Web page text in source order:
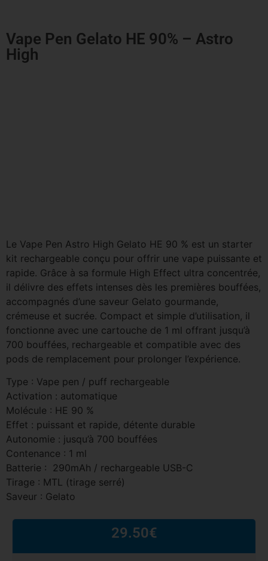
Vape Pen Gelato HE 90% – Astro
High
Le Vape Pen Astro High Gelato HE 90 % est un starter
kit rechargeable conçu pour offrir une vape puissante et
rapide. Grâce à sa formule High Effect ultra concentrée,
il délivre des effets intenses dès les premières bouffées,
accompagnés d’une saveur Gelato gourmande,
crémeuse et sucrée. Compact et simple d’utilisation, il
fonctionne avec une cartouche de 1 ml offrant jusqu’à
700 bouffées, rechargeable et compatible avec des
pods de remplacement pour prolonger l’expérience.
Type : Vape pen / puff rechargeable
Activation : automatique
Molécule : HE 90 %
Effet : puissant et rapide, détente durable
Autonomie : jusqu’à 700 bouffées
Contenance : 1 ml
Batterie : 290mAh / rechargeable USB-C
Tirage : MTL (tirage serré)
Saveur : Gelato
29.50€